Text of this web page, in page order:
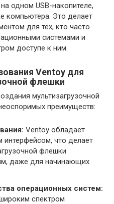
одном USB-накопителе,
компьютера. Это делает
для тех, кто часто
системами и
доступе к ним.
Ventoy для
флешки
мультизагрузочной
преимуществ:
Ventoy обладает
интерфейсом, что делает
флешки
даже для начинающих
операционных систем:
спектром